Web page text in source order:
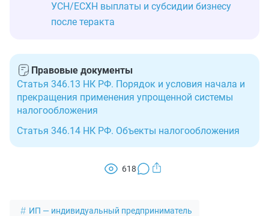
УСН/ЕСХН выплаты и субсидии бизнесу
после теракта
Правовые документы
Статья 346.13 НК РФ. Порядок и условия начала и
прекращения применения упрощенной системы
налогообложения
Статья 346.14 НК РФ. Объекты налогообложения
618
ИП — индивидуальный предприниматель